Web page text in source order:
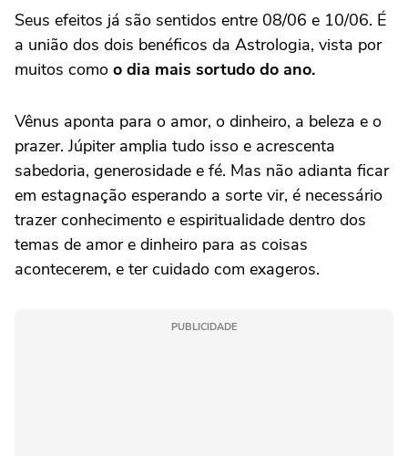
Seus efeitos já são sentidos entre 08/06 e 10/06. É
a união dos dois benéficos da Astrologia, vista por
muitos como o dia mais sortudo do ano.
Vênus aponta para o amor, o dinheiro, a beleza e o
prazer. Júpiter amplia tudo isso e acrescenta
sabedoria, generosidade e fé. Mas não adianta ficar
em estagnação esperando a sorte vir, é necessário
trazer conhecimento e espiritualidade dentro dos
temas de amor e dinheiro para as coisas
acontecerem, e ter cuidado com exageros.
PUBLICIDADE